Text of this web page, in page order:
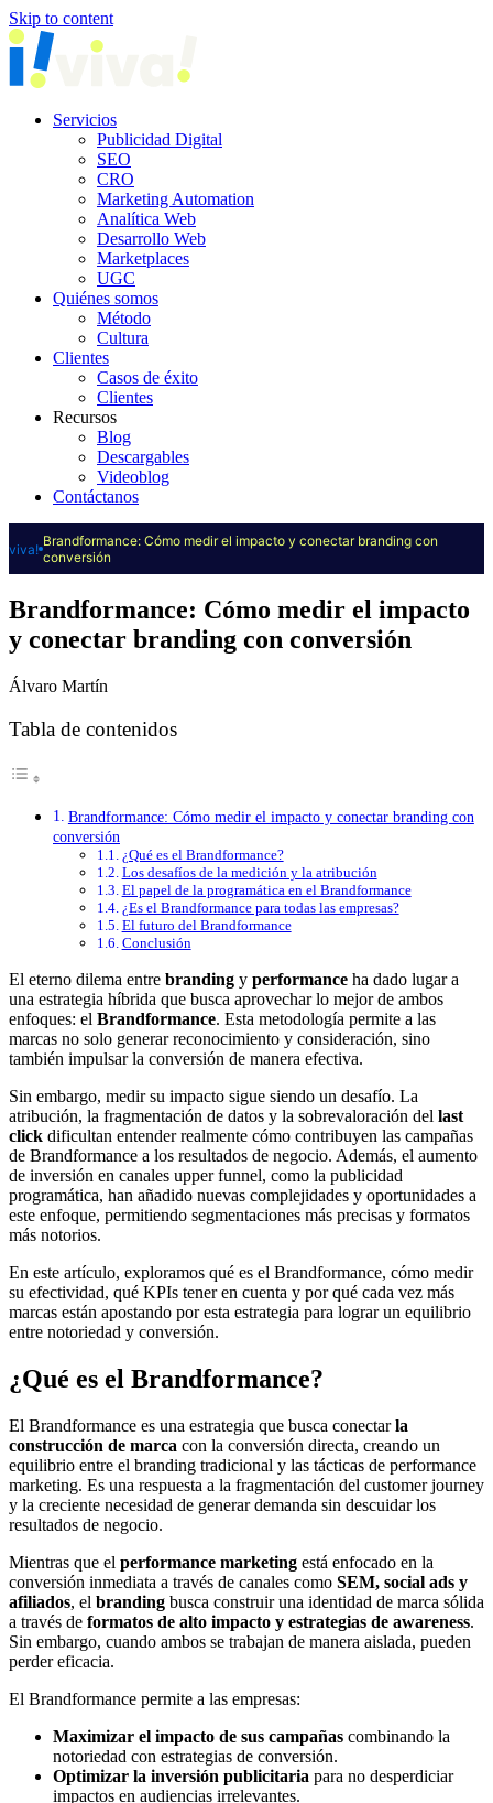
Skip to content
Servicios
Publicidad Digital
SEO
CRO
Marketing Automation
Analítica Web
Desarrollo Web
Marketplaces
UGC
Quiénes somos
Método
Cultura
Clientes
Casos de éxito
Clientes
Recursos
Blog
Descargables
Videoblog
Contáctanos
viva! Brandformance: Cómo medir el impacto y conectar branding con
conversión
Brandformance: Cómo medir el impacto
y conectar branding con conversión
Álvaro Martín
Tabla de contenidos
Brandformance: Cómo medir el impacto y conectar branding con
conversión
¿Qué es el Brandformance?
Los desafíos de la medición y la atribución
El papel de la programática en el Brandformance
¿Es el Brandformance para todas las empresas?
El futuro del Brandformance
Conclusión
El eterno dilema entre branding y performance ha dado lugar a
una estrategia híbrida que busca aprovechar lo mejor de ambos
enfoques: el Brandformance. Esta metodología permite a las
marcas no solo generar reconocimiento y consideración, sino
también impulsar la conversión de manera efectiva.
Sin embargo, medir su impacto sigue siendo un desafío. La
atribución, la fragmentación de datos y la sobrevaloración del last
click dificultan entender realmente cómo contribuyen las campañas
de Brandformance a los resultados de negocio. Además, el aumento
de inversión en canales upper funnel, como la publicidad
programática, han añadido nuevas complejidades y oportunidades a
este enfoque, permitiendo segmentaciones más precisas y formatos
más notorios.
En este artículo, exploramos qué es el Brandformance, cómo medir
su efectividad, qué KPIs tener en cuenta y por qué cada vez más
marcas están apostando por esta estrategia para lograr un equilibrio
entre notoriedad y conversión.
¿Qué es el Brandformance?
El Brandformance es una estrategia que busca conectarla
construcción de marca con la conversión directa, creando un
equilibrio entre el branding tradicional y las tácticas de performance
marketing. Es una respuesta a la fragmentación del customer journey
y la creciente necesidad de generar demanda sin descuidar los
resultados de negocio.
Mientras que el performance marketing está enfocado en la
conversión inmediata a través de canales como SEM, social ads y
afiliados, el branding busca construir una identidad de marca sólida
a través de formatos de alto impacto y estrategias de awareness.
Sin embargo, cuando ambos se trabajan de manera aislada, pueden
perder eficacia.
El Brandformance permite a las empresas:
Maximizar el impacto de sus campañas combinando la
notoriedad con estrategias de conversión.
Optimizar la inversión publicitaria para no desperdiciar
impactos en audiencias irrelevantes.